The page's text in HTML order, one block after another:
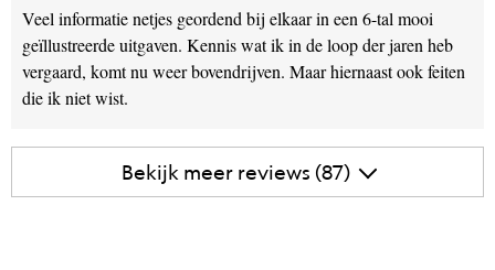
Veel informatie netjes geordend bij elkaar in een 6-tal mooi
geïllustreerde uitgaven. Kennis wat ik in de loop der jaren heb
vergaard, komt nu weer bovendrijven. Maar hiernaast ook feiten
die ik niet wist.
Bekijk meer reviews (87)